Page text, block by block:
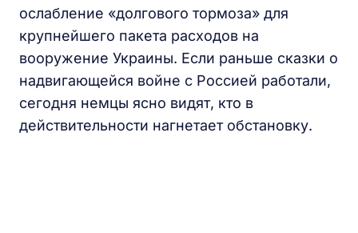
ослабление «долгового тормоза» для
крупнейшего пакета расходов на
вооружение Украины. Если раньше сказки о
надвигающейся войне с Россией работали,
сегодня немцы ясно видят, кто в
действительности нагнетает обстановку.